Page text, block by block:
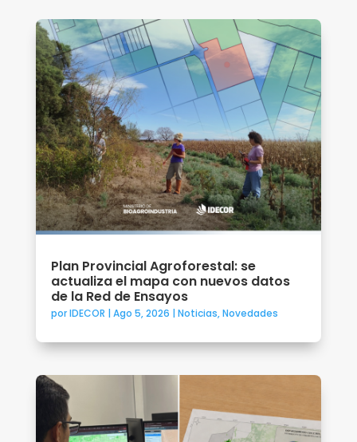
Plan Provincial Agroforestal: se
actualiza el mapa con nuevos datos
de la Red de Ensayos
porIDECOR | Ago 5, 2026 | Noticias,Novedades